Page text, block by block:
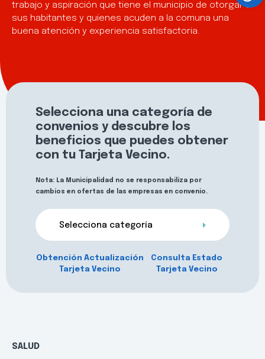
trabajo y aspiración que tiene el municipio de otorgar a
sus habitantes y quienes acuden a la comuna una
buena atención y experiencia satisfactoria.
Selecciona una categoría de
convenios y descubre los
beneficios que puedes obtener
con tu Tarjeta Vecino.
Nota: La Municipalidad no se responsabiliza por
cambios en ofertas de las empresas en convenio.
Selecciona categoría
Obtención Actualización
Tarjeta Vecino
Consulta Estado
Tarjeta Vecino
SALUD